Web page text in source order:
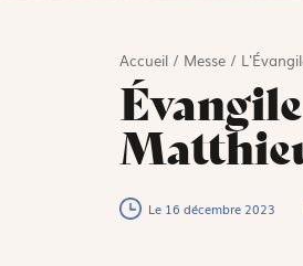
Accueil/ Messe/
Le 16 décembre 2023